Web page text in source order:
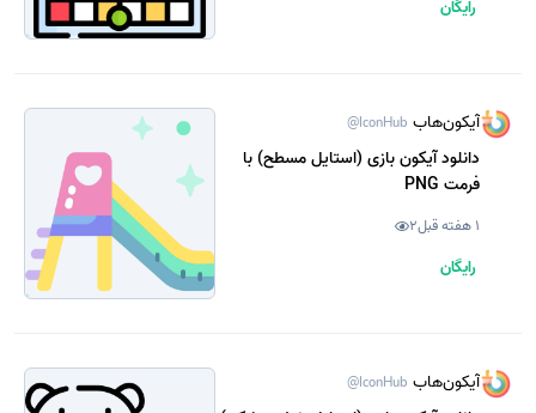
رایگان
آیکون‌هاب @IconHub
دانلود آیکون بازی (استایل مسطح) با
فرمت PNG
1 هفته قبل 2
رایگان
آیکون‌هاب @IconHub